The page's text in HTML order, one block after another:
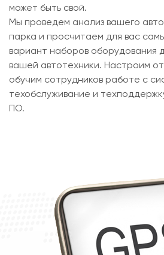
может быть свой.
Мы проведем анализ вашего
парка и просчитаем для вас
вариант наборов оборудования
вашей автотехники. Настроим
обучим сотрудников работе с
техобслуживание и
ПО.